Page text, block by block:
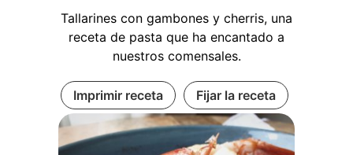
Tallarines con gambones y cherris, una
receta de pasta que ha encantado a
nuestros comensales.
Imprimir receta Fijar la receta